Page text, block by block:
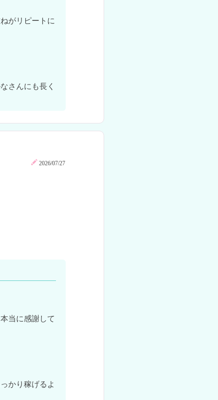
がリピートに
さんにも長く
2026/07/27
当に感謝して
かり稼げるよ